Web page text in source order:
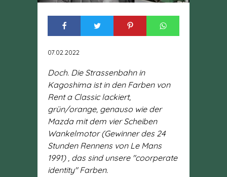
07.02.2022
Doch. Die Strassenbahn in
Kagoshima ist in den Farben von
Rent a Classic lackiert,
grün/orange, genauso wie der
Mazda mit dem vier Scheiben
Wankelmotor (Gewinner des 24
Stunden Rennens von Le Mans
1991) , das sind unsere "coorperate
identity" Farben.